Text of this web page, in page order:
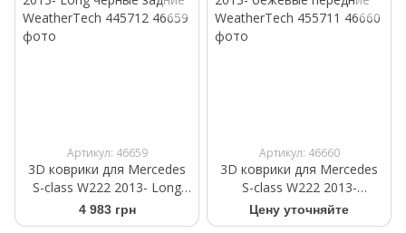
Артикул: 46659
3D коврики для Mercedes
S-class W222 2013- Long
черные задние
WeatherTech 445712
4 983 грн
Артикул: 46660
3D коврики для Mercedes
S-class W222 2013-
бежевые передние
WeatherTech 455711
Цену уточняйте